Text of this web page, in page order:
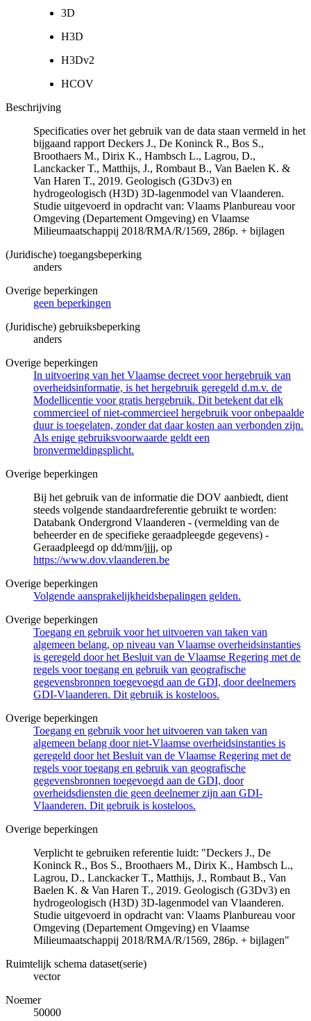
3D
H3D
H3Dv2
HCOV
Beschrijving
Specificaties over het gebruik van de data staan vermeld in het
bijgaand rapport Deckers J., De Koninck R., Bos S.,
Broothaers M., Dirix K., Hambsch L., Lagrou, D.,
Lanckacker T., Matthijs, J., Rombaut B., Van Baelen K. &
Van Haren T., 2019. Geologisch (G3Dv3) en
hydrogeologisch (H3D) 3D-lagenmodel van Vlaanderen.
Studie uitgevoerd in opdracht van: Vlaams Planbureau voor
Omgeving (Departement Omgeving) en Vlaamse
Milieumaatschappij 2018/RMA/R/1569, 286p. + bijlagen
(Juridische) toegangsbeperking
anders
Overige beperkingen
geen beperkingen
(Juridische) gebruiksbeperking
anders
Overige beperkingen
In uitvoering van het Vlaamse decreet voor hergebruik van
overheidsinformatie, is het hergebruik geregeld d.m.v. de
Modellicentie voor gratis hergebruik. Dit betekent dat elk
commercieel of niet-commercieel hergebruik voor onbepaalde
duur is toegelaten, zonder dat daar kosten aan verbonden zijn.
Als enige gebruiksvoorwaarde geldt een
bronvermeldingsplicht.
Overige beperkingen
Bij het gebruik van de informatie die DOV aanbiedt, dient
steeds volgende standaardreferentie gebruikt te worden:
Databank Ondergrond Vlaanderen - (vermelding van de
beheerder en de specifieke geraadpleegde gegevens) -
Geraadpleegd op dd/mm/jjjj, op
https://www.dov.vlaanderen.be
Overige beperkingen
Volgende aansprakelijkheidsbepalingen gelden.
Overige beperkingen
Toegang en gebruik voor het uitvoeren van taken van
algemeen belang, op niveau van Vlaamse overheidsinstanties
is geregeld door het Besluit van de Vlaamse Regering met de
regels voor toegang en gebruik van geografische
gegevensbronnen toegevoegd aan de GDI, door deelnemers
GDI-Vlaanderen. Dit gebruik is kosteloos.
Overige beperkingen
Toegang en gebruik voor het uitvoeren van taken van
algemeen belang door niet-Vlaamse overheidsinstanties is
geregeld door het Besluit van de Vlaamse Regering met de
regels voor toegang en gebruik van geografische
gegevensbronnen toegevoegd aan de GDI, door
overheidsdiensten die geen deelnemer zijn aan GDI-
Vlaanderen. Dit gebruik is kosteloos.
Overige beperkingen
Verplicht te gebruiken referentie luidt: "Deckers J., De
Koninck R., Bos S., Broothaers M., Dirix K., Hambsch L.,
Lagrou, D., Lanckacker T., Matthijs, J., Rombaut B., Van
Baelen K. & Van Haren T., 2019. Geologisch (G3Dv3) en
hydrogeologisch (H3D) 3D-lagenmodel van Vlaanderen.
Studie uitgevoerd in opdracht van: Vlaams Planbureau voor
Omgeving (Departement Omgeving) en Vlaamse
Milieumaatschappij 2018/RMA/R/1569, 286p. + bijlagen"
Ruimtelijk schema dataset(serie)
vector
Noemer
50000